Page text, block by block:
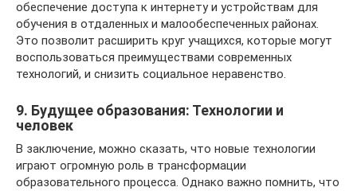
обеспечение доступа к интернету и устройствам для
обучения в отдаленных и малообеспеченных районах.
Это позволит расширить круг учащихся, которые могут
воспользоваться преимуществами современных
технологий, и снизить социальное неравенство.
9. Будущее образования: Технологии и
человек
В заключение, можно сказать, что новые технологии
играют огромную роль в трансформации
образовательного процесса. Однако важно помнить, что